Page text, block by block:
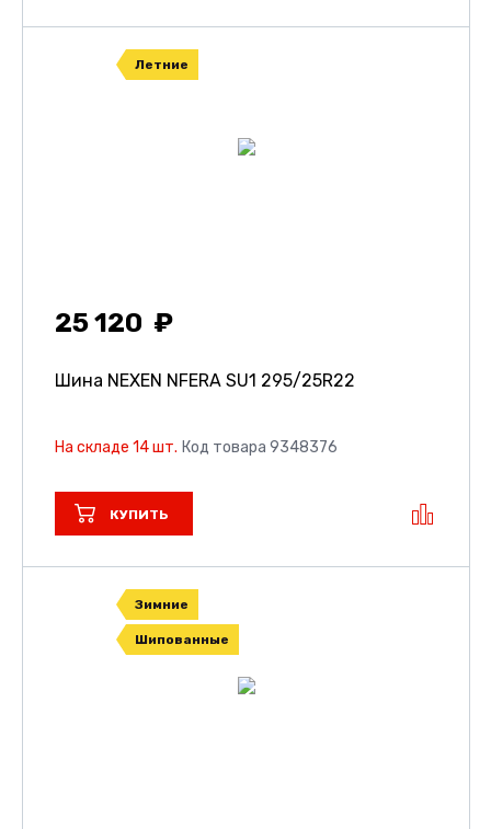
Летние
25 120
Шина NEXEN NFERA SU1 295/25R22
На складе 14 шт. Код товара 9348376
КУПИТЬ
Зимние
Шипованные